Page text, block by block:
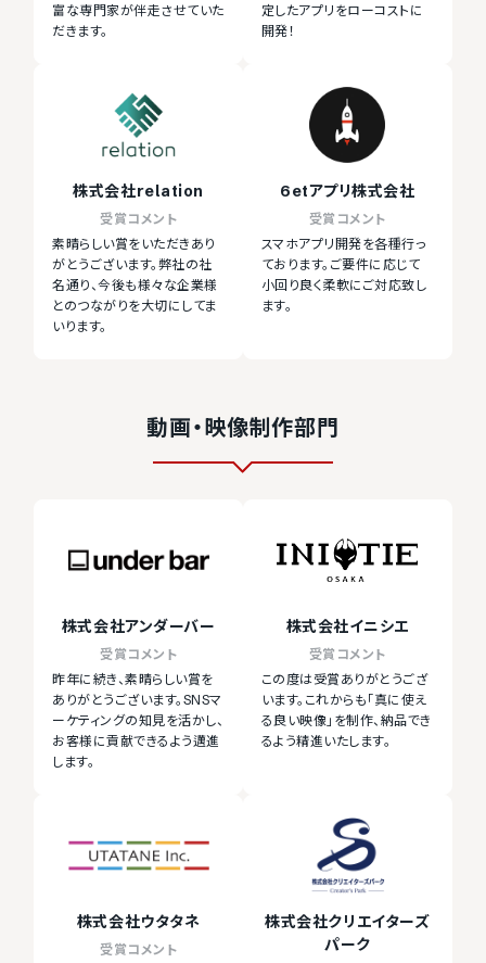
富な専門家が伴走させていた
だきます。
定したアプリをローコストに
開発！
株式会社relation
受賞コメント
素晴らしい賞をいただきあり
がとうございます。弊社の社
名通り、今後も様々な企業様
とのつながりを大切にしてま
いります。
6etアプリ株式会社
受賞コメント
スマホアプリ開発を各種行っ
ております。ご要件に応じて
小回り良く柔軟にご対応致し
ます。
動画・映像制作部門
株式会社アンダーバー
受賞コメント
昨年に続き、素晴らしい賞を
ありがとうございます。SNSマ
ーケティングの知見を活かし、
お客様に貢献できるよう邁進
します。
株式会社イニシエ
受賞コメント
この度は受賞ありがとうござ
います。これからも「真に使え
る良い映像」を制作、納品でき
るよう精進いたします。
株式会社ウタタネ
受賞コメント
株式会社クリエイターズ
パーク